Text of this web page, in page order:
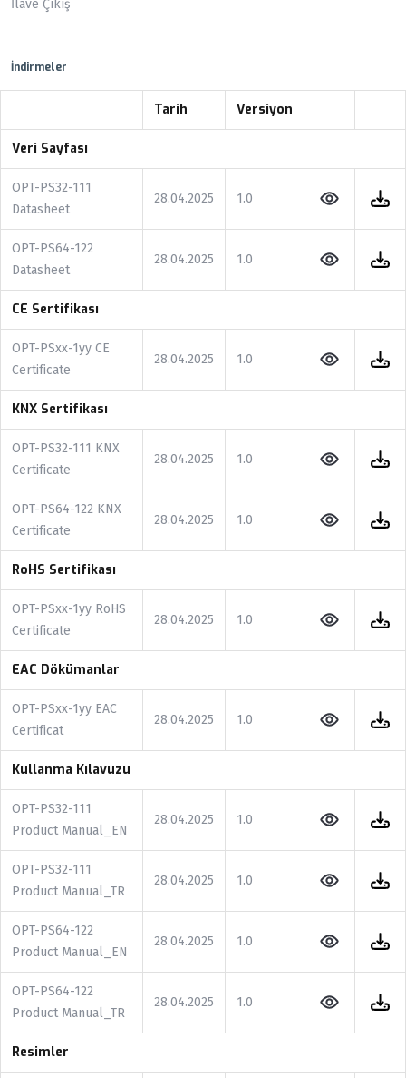
İlave Çıkış
İndirmeler
Tarih Versiyon
Veri Sayfası
OPT-PS32-111
Datasheet
28.04.2025 1.0
OPT-PS64-122
Datasheet
28.04.2025 1.0
CE Sertifikası
OPT-PSxx-1yy CE
Certificate
28.04.2025 1.0
KNX Sertifikası
OPT-PS32-111 KNX
Certificate
28.04.2025 1.0
OPT-PS64-122 KNX
Certificate
28.04.2025 1.0
RoHS Sertifikası
OPT-PSxx-1yy RoHS
Certificate
28.04.2025 1.0
EAC Dökümanlar
OPT-PSxx-1yy EAC
Certificat
28.04.2025 1.0
Kullanma Kılavuzu
OPT-PS32-111
Product Manual_EN
28.04.2025 1.0
OPT-PS32-111
Product Manual_TR
28.04.2025 1.0
OPT-PS64-122
Product Manual_EN
28.04.2025 1.0
OPT-PS64-122
Product Manual_TR
28.04.2025 1.0
Resimler